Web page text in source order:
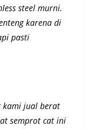
steel murni.
karena di
pasti
kami jual berat
semprot cat ini